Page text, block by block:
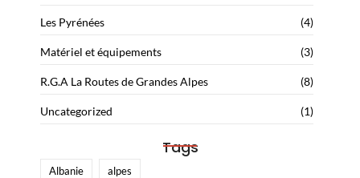
Les Pyrénées (4)
Matériel et équipements (3)
R.G.A La Routes de Grandes Alpes (8)
Uncategorized (1)
Tags
Albanie alpes